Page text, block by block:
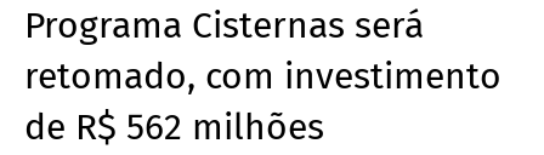
Programa Cisternas será
retomado, com investimento
de R$ 562 milhões